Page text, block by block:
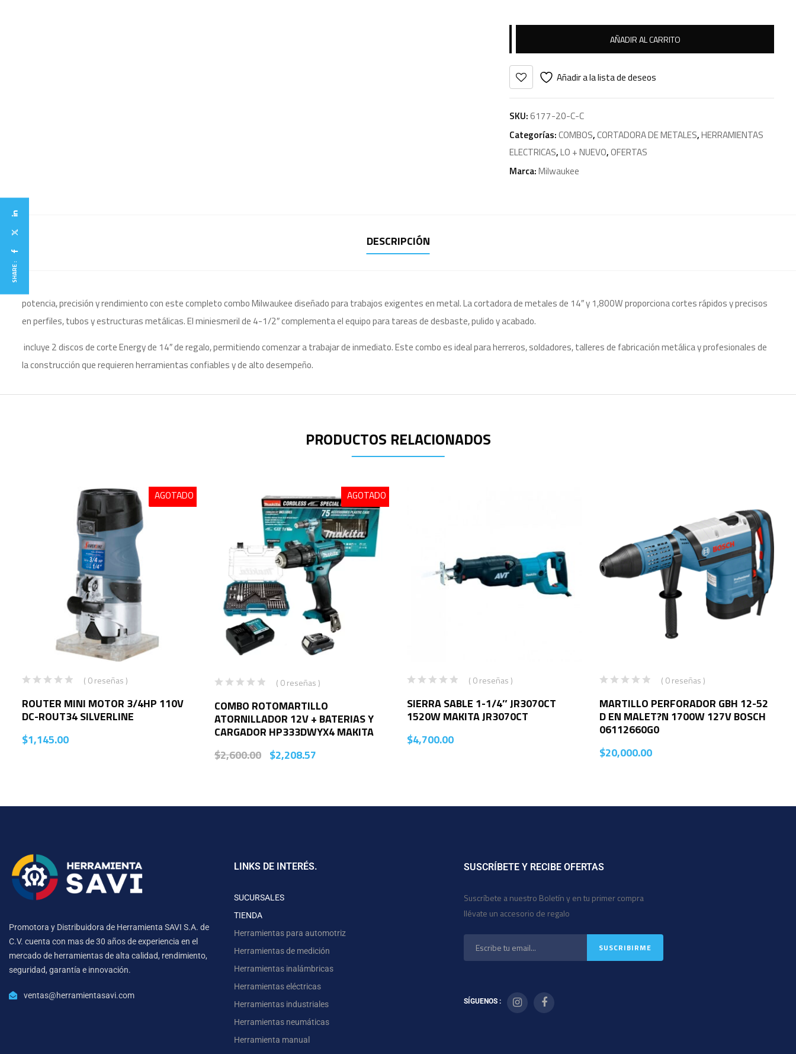
AÑADIR AL CARRITO
Añadir a la lista de deseos
SKU:6177-20-C-C
Categorías:COMBOS,CORTADORA DE METALES,HERRAMIENTAS
ELECTRICAS,LO + NUEVO,OFERTAS
Marca:Milwaukee
DESCRIPCIÓN
potencia, precisión y rendimiento con este completo combo Milwaukee diseñado para trabajos exigentes en metal. La cortadora de metales de 14″ y 1,800W proporciona cortes rápidos y precisos
en perfiles, tubos y estructuras metálicas. El miniesmeril de 4-1/2″ complementa el equipo para tareas de desbaste, pulido y acabado.
incluye 2 discos de corte Energy de 14″ de regalo, permitiendo comenzar a trabajar de inmediato. Este combo es ideal para herreros, soldadores, talleres de fabricación metálica y profesionales de
la construcción que requieren herramientas confiables y de alto desempeño.
SHARE :
PRODUCTOS RELACIONADOS
AGOTADO
( 0 reseñas )
ROUTER MINI MOTOR 3/4HP 110V
DC-ROUT34 SILVERLINE
$1,145.00
AGOTADO
( 0 reseñas )
COMBO ROTOMARTILLO
ATORNILLADOR 12V + BATERIAS Y
CARGADOR HP333DWYX4 MAKITA
$2,600.00 $2,208.57
( 0 reseñas )
SIERRA SABLE 1-1/4″ JR3070CT
1520W MAKITA JR3070CT
$4,700.00
( 0 reseñas )
MARTILLO PERFORADOR GBH 12-52
D EN MALET?N 1700W 127V BOSCH
06112660G0
$20,000.00
Promotora y Distribuidora de Herramienta SAVI S.A. de
C.V. cuenta con mas de 30 años de experiencia en el
mercado de herramientas de alta calidad, rendimiento,
seguridad, garantía e innovación.
ventas@herramientasavi.com
LINKS DE INTERÉS.
SUCURSALES
TIENDA
Herramientas para automotriz
Herramientas de medición
Herramientas inalámbricas
Herramientas eléctricas
Herramientas industriales
Herramientas neumáticas
Herramienta manual
SUSCRÍBETE Y RECIBE OFERTAS
Suscríbete a nuestro Boletín y en tu primer compra
llévate un accesorio de regalo
SÍGUENOS :